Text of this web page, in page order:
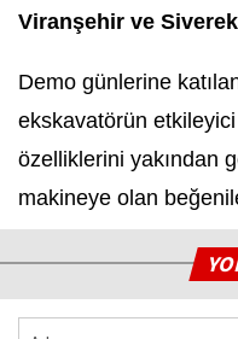
Viranşehir ve Siverek
Demo günlerine
ekskavatörün
özelliklerini yakından
makineye olan